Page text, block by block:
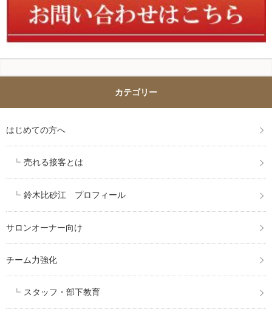
カテゴリー
はじめての方へ
売れる接客とは
鈴木比砂江 プロフィール
サロンオーナー向け
チーム力強化
スタッフ・部下教育